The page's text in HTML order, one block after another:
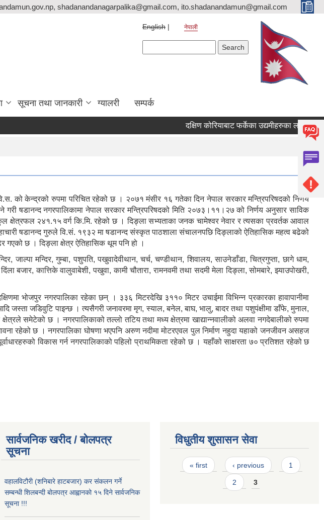
shadanandanagarpalika@gmail.com, ito.shadanandamun@gmail.com
English नेपाली
सूचना तथा जानकारी ग्यालरी सम्पर्क
दक्षिण कोरियाबाट फर्केका उद्यमीहरुका लागि "RIN
को केन्द्रको रुपमा परिचित रहेको छ । २०७१ मंसीर १६ गतेका दिन नेपाल सरकार मन्त्रिपरिषदको निर्णय
षडानन्द नगरपालिकामा नेपाल सरकार मन्त्रिपरिषदको मिति २०७३।११।२७ को निर्णय अनुसार साविक
क्षेत्रफल २४१.१५ वर्ग कि.मि. रहेको छ । दिङ्ला सभ्यताका जनक चामेश्वर नेवार र त्यसका प्रवर्तक आवाल
षडानन्द गुरुले वि.सं. १९३२ मा षडानन्द संस्कृत पाठशाला संचालनपछि दिङ्लाको ऐतिहासिक महत्व बढेको
गएको छ । दिङ्ला क्षेत्र ऐतिहासिक थूम पनि हो ।
जाल्पा मन्दिर, गुम्बा, पशुपति, पखुवादेवीथान, चर्च, चण्डीथान, शिवालय, साउनेडाँडा, चित्रगुप्ता, छागे धाम,
कात्तिके वालुवाबेशी, पखुवा, कामी चौतारा, रामनवमी तथा सदमी मेला दिङ्ला, सोमबारे, झ्याउपोखरी,
भोजपुर नगरपालिका रहेका छन् । ३३६ मिटरदेखि ३११० मिटर उचाईमा विभिन्न प्रकारका हावापानीमा
जस्ता जडिवुटि पाइन्छ । त्यसैगरी जनावरमा मृग, स्याल, बनेल, बाघ, भालु, बादर तथा पशुपंक्षीमा डाँफे, मुनाल,
समेटेको छ । नगरपालिकाको तल्लो तटिय तथा मध्य क्षेत्रमा खाद्यान्नवालीको अलवा नगदेबालीको रुपमा
रहेको छ । नगरपालिका घोषणा भएपनि अरुण नदीमा मोटरएवल पुल निर्माण नहुदा यहाको जनजीवन असहज
विकास गर्न नगरपालिकाको पहिलो प्राथमिकता रहेको छ । यहाँको साक्षरता ७० प्रतिशत रहेको छ
सार्वजनिक खरीद / बोलपत्र
सूचना
वहालविटौरी (शनिबारे हाटबजार) कर संकलन गर्ने
सम्बन्धी शिलबन्दी बोलपत्र आह्वानको १५ दिने सार्वजनिक
सूचना !!!
विधुतीय शुसासन सेवा
Pages
« first ‹ previous 1
2 3